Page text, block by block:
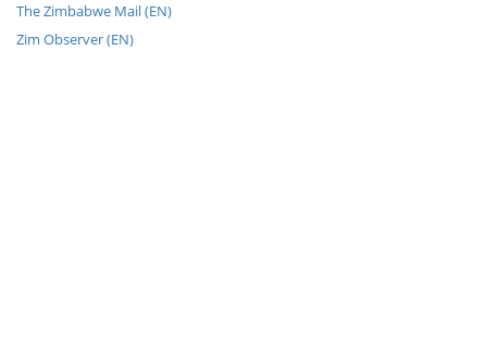
The Zimbabwe Mail (EN)
Zim Observer (EN)